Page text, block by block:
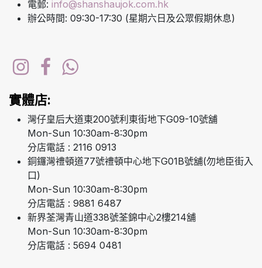
電郵: info@shanshaujok.com.hk
辦公時間: 09:30-17:30 (星期六日及公眾假期休息)
實體店:
灣仔皇后大道東200號利東街地下G09-10號舖
Mon-Sun 10:30am-8:30pm
分店電話 : 2116 0913
銅鑼灣禮頓道77號禮頓中心地下G01B號舖(勿地臣街入
口)
Mon-Sun 10:30am-8:30pm
分店電話 : 9881 6487
新界荃灣青山道338號荃錦中心2樓214舖
Mon-Sun 10:30am-8:30pm
分店電話 : 5694 0481